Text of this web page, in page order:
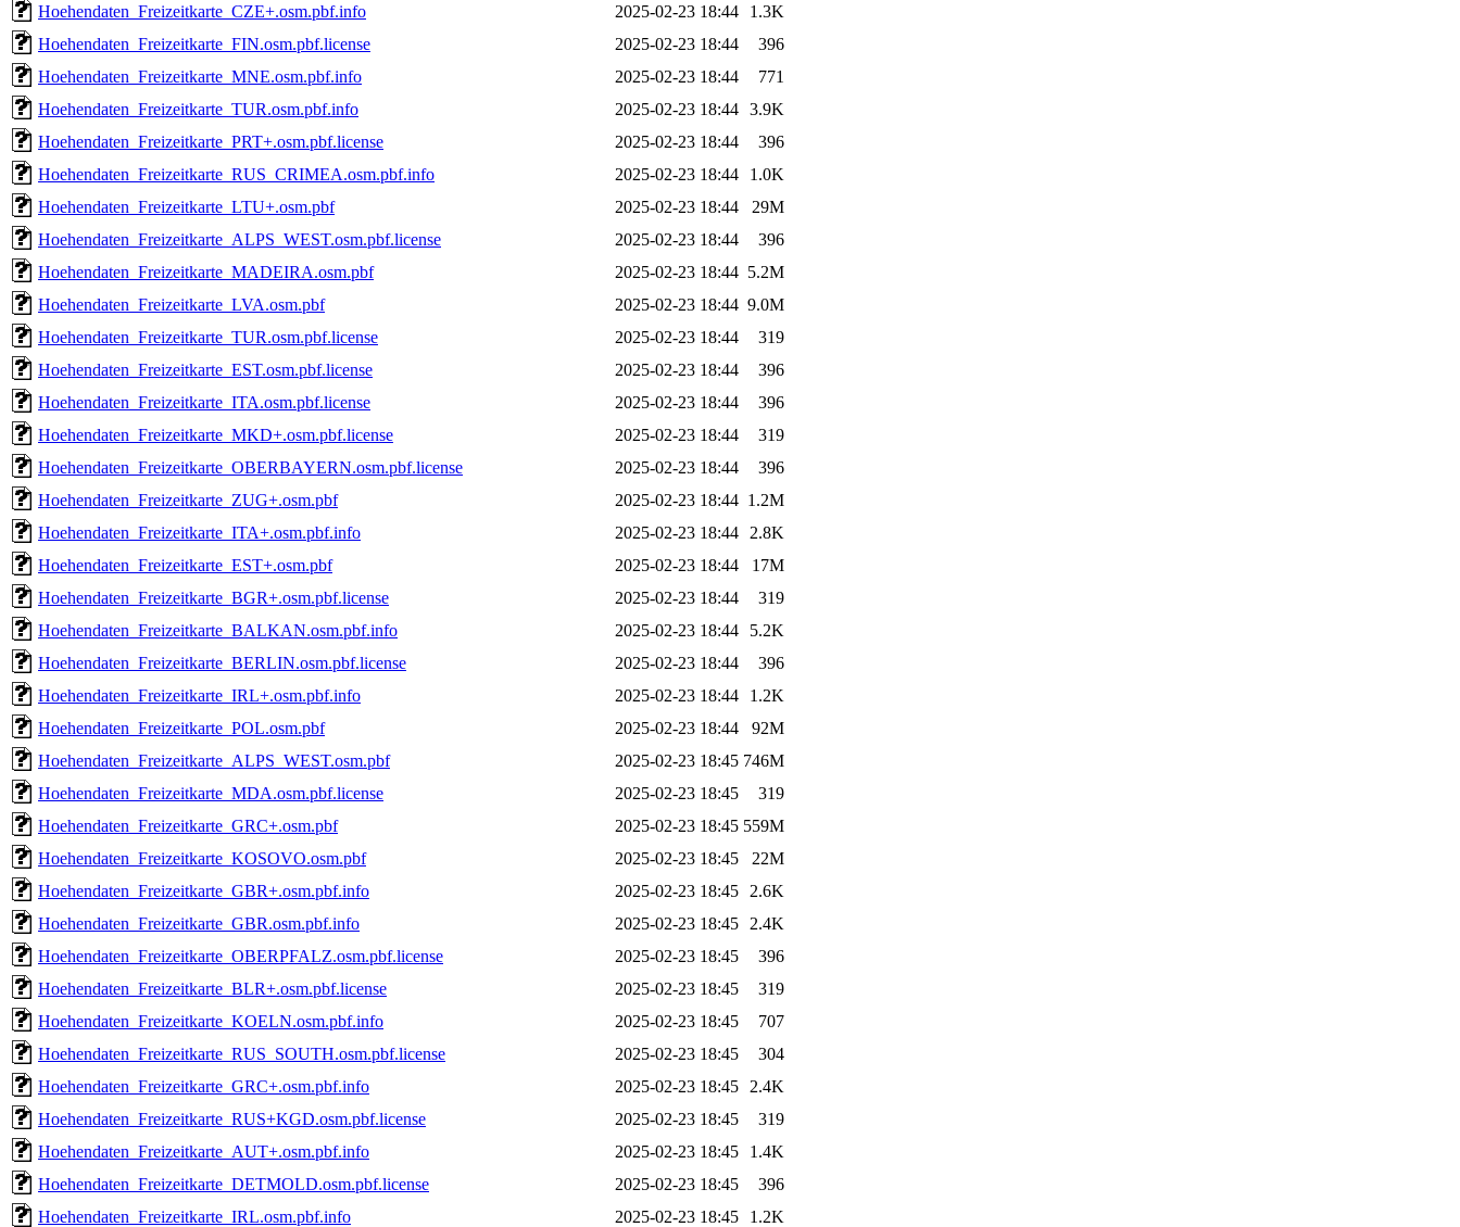
Hoehendaten_Freizeitkarte_CZE+.osm.pbf.info
2025-02-23 18:44
1.3K
Hoehendaten_Freizeitkarte_FIN.osm.pbf.license
2025-02-23 18:44
396
Hoehendaten_Freizeitkarte_MNE.osm.pbf.info
2025-02-23 18:44
771
Hoehendaten_Freizeitkarte_TUR.osm.pbf.info
2025-02-23 18:44 3.9K
Hoehendaten_Freizeitkarte_PRT+.osm.pbf.license
2025-02-23 18:44
396
Hoehendaten_Freizeitkarte_RUS_CRIMEA.osm.pbf.info
2025-02-23 18:44
1.0K
Hoehendaten_Freizeitkarte_LTU+.osm.pbf
2025-02-23 18:44
29M
Hoehendaten_Freizeitkarte_ALPS_WEST.osm.pbf.license
2025-02-23 18:44
396
Hoehendaten_Freizeitkarte_MADEIRA.osm.pbf
2025-02-23 18:44 5.2M
Hoehendaten_Freizeitkarte_LVA.osm.pbf
2025-02-23 18:44 9.0M
Hoehendaten_Freizeitkarte_TUR.osm.pbf.license
2025-02-23 18:44
319
Hoehendaten_Freizeitkarte_EST.osm.pbf.license
2025-02-23 18:44
396
Hoehendaten_Freizeitkarte_ITA.osm.pbf.license
2025-02-23 18:44
396
Hoehendaten_Freizeitkarte_MKD+.osm.pbf.license
2025-02-23 18:44
319
Hoehendaten_Freizeitkarte_OBERBAYERN.osm.pbf.license
2025-02-23 18:44
396
Hoehendaten_Freizeitkarte_ZUG+.osm.pbf
2025-02-23 18:44 1.2M
Hoehendaten_Freizeitkarte_ITA+.osm.pbf.info
2025-02-23 18:44
2.8K
Hoehendaten_Freizeitkarte_EST+.osm.pbf
2025-02-23 18:44
17M
Hoehendaten_Freizeitkarte_BGR+.osm.pbf.license
2025-02-23 18:44
319
Hoehendaten_Freizeitkarte_BALKAN.osm.pbf.info
2025-02-23 18:44
5.2K
Hoehendaten_Freizeitkarte_BERLIN.osm.pbf.license
2025-02-23 18:44
396
Hoehendaten_Freizeitkarte_IRL+.osm.pbf.info
2025-02-23 18:44
1.2K
Hoehendaten_Freizeitkarte_POL.osm.pbf
2025-02-23 18:44
92M
Hoehendaten_Freizeitkarte_ALPS_WEST.osm.pbf
2025-02-23 18:45 746M
Hoehendaten_Freizeitkarte_MDA.osm.pbf.license
2025-02-23 18:45
319
Hoehendaten_Freizeitkarte_GRC+.osm.pbf
2025-02-23 18:45 559M
Hoehendaten_Freizeitkarte_KOSOVO.osm.pbf
2025-02-23 18:45
22M
Hoehendaten_Freizeitkarte_GBR+.osm.pbf.info
2025-02-23 18:45
2.6K
Hoehendaten_Freizeitkarte_GBR.osm.pbf.info
2025-02-23 18:45
2.4K
Hoehendaten_Freizeitkarte_OBERPFALZ.osm.pbf.license
2025-02-23 18:45
396
Hoehendaten_Freizeitkarte_BLR+.osm.pbf.license
2025-02-23 18:45
319
Hoehendaten_Freizeitkarte_KOELN.osm.pbf.info
2025-02-23 18:45
707
Hoehendaten_Freizeitkarte_RUS_SOUTH.osm.pbf.license
2025-02-23 18:45
304
Hoehendaten_Freizeitkarte_GRC+.osm.pbf.info
2025-02-23 18:45
2.4K
Hoehendaten_Freizeitkarte_RUS+KGD.osm.pbf.license
2025-02-23 18:45
319
Hoehendaten_Freizeitkarte_AUT+.osm.pbf.info
2025-02-23 18:45
1.4K
Hoehendaten_Freizeitkarte_DETMOLD.osm.pbf.license
2025-02-23 18:45
396
Hoehendaten_Freizeitkarte_IRL.osm.pbf.info
2025-02-23 18:45
1.2K